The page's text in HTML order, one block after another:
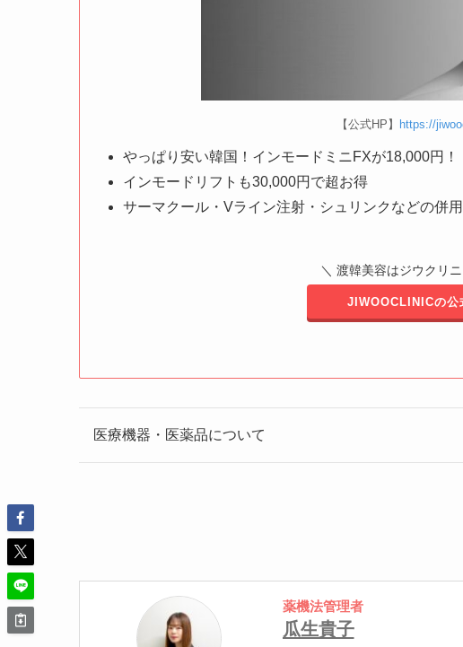
【公式HP】 https://
やっぱり安い韓国！インモードミニFXが18,000円！
インモードリフトも30,000円で超お得
サーマクール・Vライン注射・シュリンクなどの併
＼ 渡韓美容はジウクリ
JIWOOCLINICの公
医療機器・医薬品について
薬機法管理者
瓜生貴子